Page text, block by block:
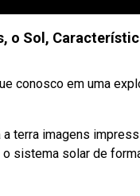
o Sol,
conosco em uma
terra imagens
solar de